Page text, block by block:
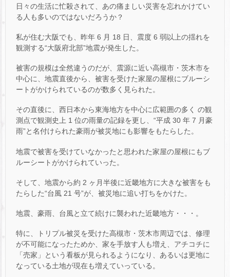
日々の生活に忙殺されて、あの痛ましい災害を忘れかけてい
る人も多いのではないだろうか？
私が住む大阪でも、昨年 6 月 18 日、震度 6 弱以上の揺れを
観測する“大阪府北部”地震が発生した。
被害の規模は全然違うのだが、震源に近い高槻市・茨木市を
中心に、地震直後から、被害を受けた家屋の屋根にブルーシ
ートがかけられているのが数多く見られた。
その直後に、西日本から東海地方を中心に広範囲の多く の観
測点で観測史上 1 位の雨量の記録を更し、“平成 30 年 7 月豪
雨”と名付けられた豪雨が被災地にも影響をもたらした。
地震で被害を受けていなかったと思われた家屋の屋根にもブ
ルーシートがかけられていった。
そして、地震から約 2 ヶ月半後に近畿地方に大きな被害をも
たらした“台風 21 号”が、被災地に追い打ちをかけた。
地震、豪雨、台風と立て続けに襲われた近畿地方・・・。
特に、トリプル被災を受けた高槻市・茨木市周辺では、修理
が不可能になったためか、家を手放す人も増え、アチコチに
「売家」という看板が見られるようになり、あるいは更地に
なっている土地が現在も増えていっている。